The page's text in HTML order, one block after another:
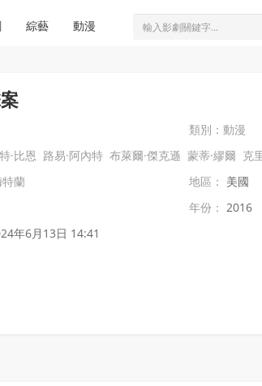
綜藝 動漫
類別： 動漫
·比恩 路易·阿內特 布萊爾·傑克遜 蒙蒂·繆爾 克
特蘭 地區： 美國
年份： 2016
年6月13日 14:41